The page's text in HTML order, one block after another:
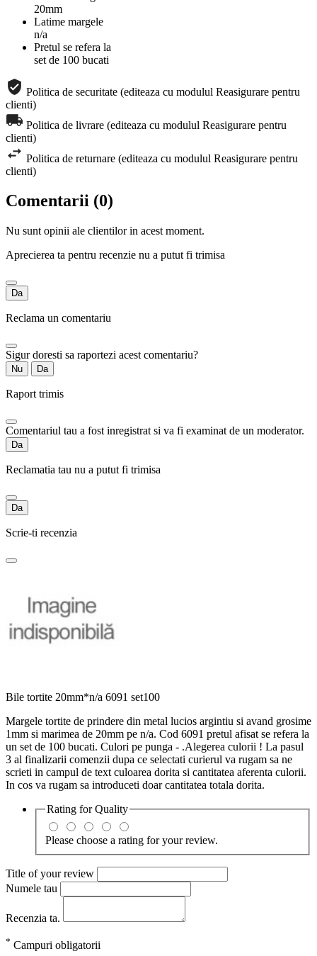
20mm
Latime margele
n/a
Pretul se refera la
set de 100 bucati
Politica de securitate (editeaza cu modulul Reasigurare pentru
clienti)
Politica de livrare (editeaza cu modulul Reasigurare pentru
clienti)
Politica de returnare (editeaza cu modulul Reasigurare pentru
clienti)
Comentarii (0)
Nu sunt opinii ale clientilor in acest moment.
Aprecierea ta pentru recenzie nu a putut fi trimisa
Da
Reclama un comentariu
Sigur doresti sa raportezi acest comentariu?
Nu Da
Raport trimis
Comentariul tau a fost inregistrat si va fi examinat de un moderator.
Da
Reclamatia tau nu a putut fi trimisa
Da
Scrie-ti recenzia
Bile tortite 20mm*n/a 6091 set100
Margele tortite de prindere din metal lucios argintiu si avand grosime
1mm si marimea de 20mm pe n/a. Cod 6091 pretul afisat se refera la
un set de 100 bucati. Culori pe punga - .Alegerea culorii ! La pasul
3 al finalizarii comenzii dupa ce selectati curierul va rugam sa ne
scrieti in campul de text culoarea dorita si cantitatea aferenta culorii.
In cos va rugam sa introduceti doar cantitatea totala dorita.
Rating forQuality
Please choose a rating for your review.
Title of your review
Numele tau
Recenzia ta.
* Campuri obligatorii